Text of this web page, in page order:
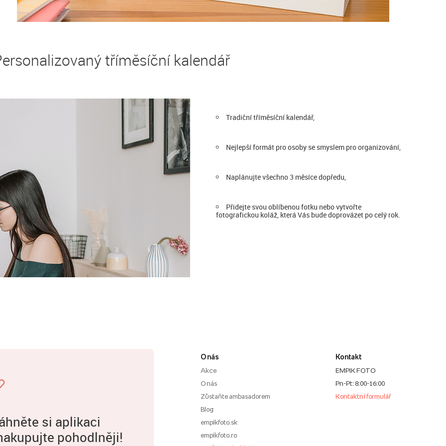
tříměsíční kalendář
Tradiční tříměsíční kalendář,
Nejlepší formát pro osoby se smyslem pro organizování,
Naplánujte všechno 3 měsíce dopředu,
Přidejte svou oblíbenou fotku nebo vytvořte
fotografickou koláž, která Vás bude doprovázet po celý rok.
si aplikaci
pohodlněji!
O nás
Akce
O nás
Zůstaňte ambasadorem
Blog
empikfoto.sk
empikfoto.ro
Kontakt
EMPIK FOTO
Pn-Pt: 8:00-16:00
Kontaktní formulář